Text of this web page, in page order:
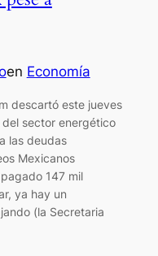
en Economía
descartó este jueves
sector energético
las deudas
Mexicanos
147 mil
ya hay un
(la Secretaria